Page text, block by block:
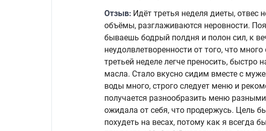
Отзыв: Идёт третья неделя диеты, отвес
объёмы, разглаживаются неровности.
бываешь бодрый полдня и полон сил, к
неудолвлетворенности от того, что
третьей неделе легче преносить,
масла. Стало вкусно сидим вместе с
воды много, строго следует меню и
получается разнообразить меню
ожидала от себя, что продержусь. Цель
похудеть на весах, потому как я всегда